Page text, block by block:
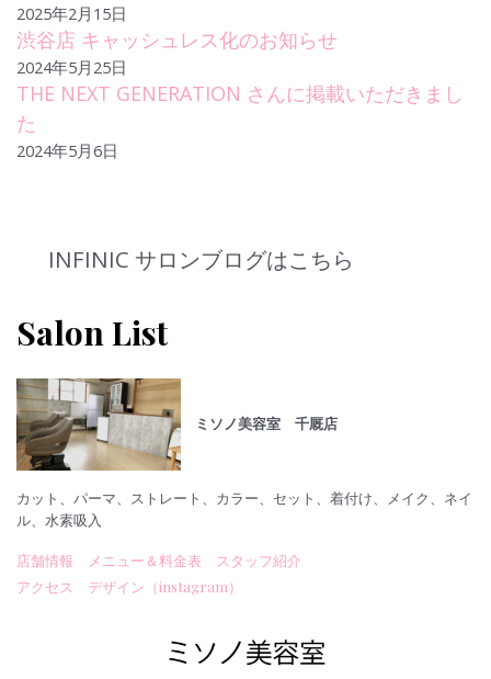
2025年2月15日
渋谷店 キャッシュレス化のお知らせ
2024年5月25日
THE NEXT GENERATION さんに掲載いただきまし
た
2024年5月6日
INFINIC サロンブログはこちら
Salon List
ミソノ美容室 千厩店
カット、パーマ、ストレート、カラー、セット、着付け、メイク、ネイ
ル、水素吸入
店舗情報 メニュー＆料金表
スタッフ紹介
アクセス
デザイン（instagram）